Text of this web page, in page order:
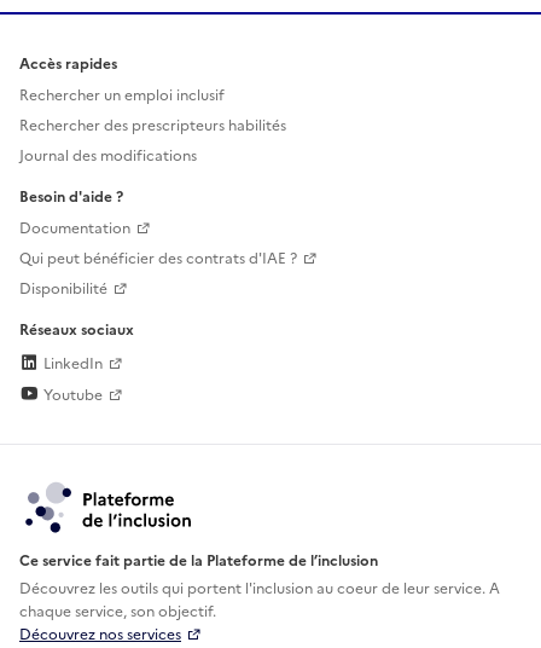
Accès rapides
Rechercher un emploi inclusif
Rechercher des prescripteurs habilités
Journal des modifications
Besoin d'aide ?
Documentation
Qui peut bénéficier des contrats d'IAE ?
Disponibilité
Réseaux sociaux
LinkedIn
Youtube
Ce service fait partie de la Plateforme de l’inclusion
Découvrez les outils qui portent l'inclusion aucoeur de leur service. A
chaque service, son objectif.
Découvrez nos services